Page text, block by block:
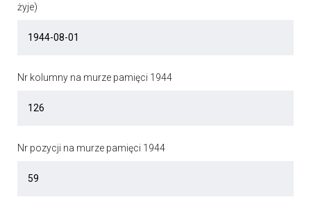
żyje)
Nr kolumny na murze pamięci 1944
Nr pozycji na murze pamięci 1944